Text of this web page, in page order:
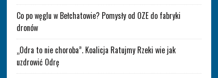
Co po węglu w Bełchatowie? Pomysły od OZE do fabryki
dronów
„Odra to nie choroba”. Koalicja Ratujmy Rzeki wie jak
uzdrowić Odrę